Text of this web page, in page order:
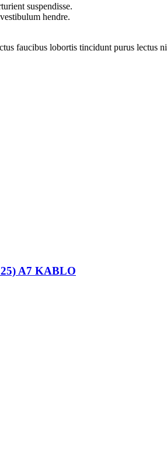
suspendisse.
hendre.
faucibus lobortis tincidunt purus
A7 KABLO